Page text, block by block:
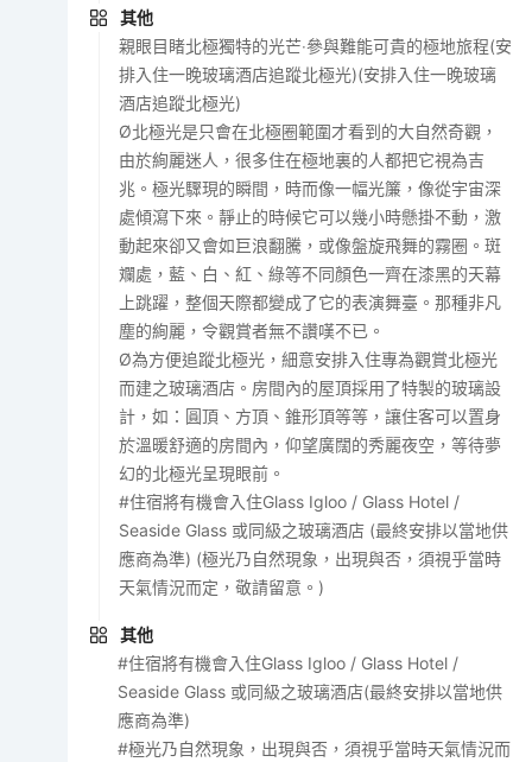
其他
親眼目睹北極獨特的光芒‧參與難能可貴的極地旅程(安
排入住一晚玻璃酒店追蹤北極光)(安排入住一晚玻璃
酒店追蹤北極光)
Ø北極光是只會在北極圈範圍才看到的大自然奇觀，
由於絢麗迷人，很多住在極地裏的人都把它視為吉
兆。極光驟現的瞬間，時而像一幅光簾，像從宇宙深
處傾瀉下來。靜止的時候它可以幾小時懸掛不動，激
動起來卻又會如巨浪翻騰，或像盤旋飛舞的霧圈。斑
斕處，藍、白、紅、綠等不同顏色一齊在漆黑的天幕
上跳躍，整個天際都變成了它的表演舞臺。那種非凡
塵的絢麗，令觀賞者無不讚嘆不已。
Ø為方便追蹤北極光，細意安排入住專為觀賞北極光
而建之玻璃酒店。房間內的屋頂採用了特製的玻璃設
計，如：圓頂、方頂、錐形頂等等，讓住客可以置身
於溫暖舒適的房間內，仰望廣闊的秀麗夜空，等待夢
幻的北極光呈現眼前。
#住宿將有機會入住Glass Igloo / Glass Hotel /
Seaside Glass 或同級之玻璃酒店 (最終安排以當地供
應商為準) (極光乃自然現象，出現與否，須視乎當時
天氣情況而定，敬請留意。)
其他
#住宿將有機會入住Glass Igloo / Glass Hotel /
Seaside Glass 或同級之玻璃酒店(最終安排以當地供
應商為準)
#極光乃自然現象，出現與否，須視乎當時天氣情況而